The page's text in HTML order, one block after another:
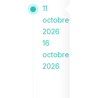
11
octobre
2026
16
octobre
2026